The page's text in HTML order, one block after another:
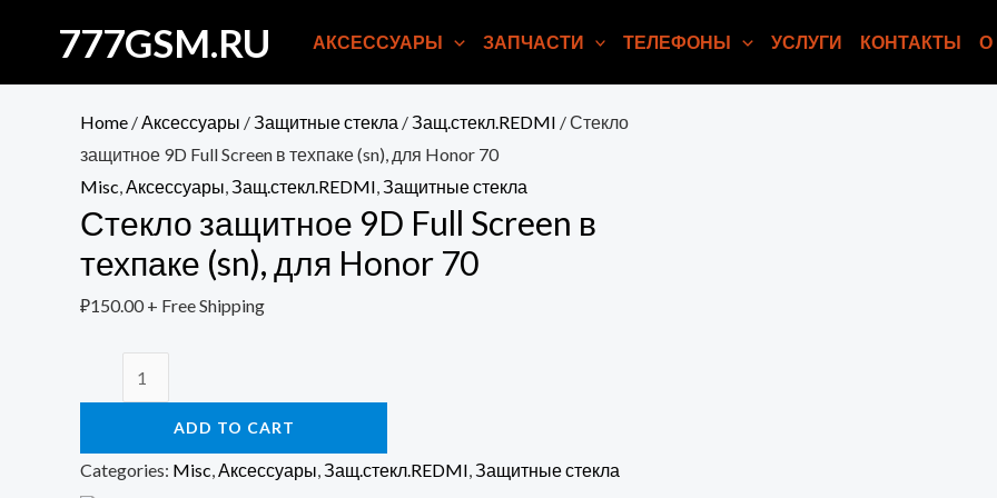
содержимому
777GSM.RU АКСЕССУАРЫ ЗАПЧАСТИ ТЕЛЕФОНЫ УСЛУГИ КОНТАКТЫ О
Home /Аксессуары /Защитные стекла /Защ.стекл.REDMI / Стекло
защитное 9D Full Screen в техпаке (sn), для Honor 70
Misc,Аксессуары,Защ.стекл.REDMI,Защитные стекла
Стекло защитное 9D Full Screen в
техпаке (sn), для Honor 70
₽150.00 + Free Shipping
защитное
Full
ADD TO CART
Categories: Misc,Аксессуары,Защ.стекл.REDMI,Защитные стекла